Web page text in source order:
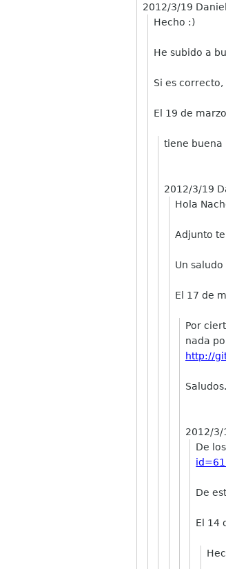
2012/3/19
Hecho :)
He subido a
Si es
El 19 de
tiene buena
2012/3/19
Hola
Adjunto
Un saludo
El 17 de
Por
nada
http://
Saludos.
2012/3/
De
De
El 14